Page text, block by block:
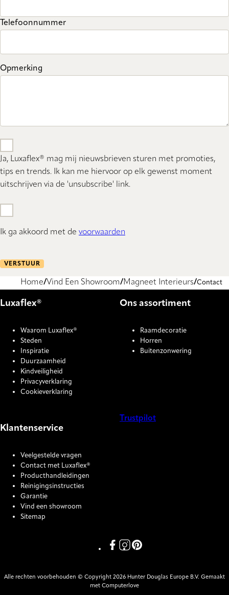
Telefoonnummer
Opmerking
Ja, Luxaflex® mag mij nieuwsbrieven sturen met promoties,
tips en trends. Ik kan me hiervoor op elk gewenst moment
uitschrijven via de 'unsubscribe' link.
Ik ga akkoord met de voorwaarden
VERSTUUR
Home Vind Een Showroom Magneet Interieurs Contact
Luxaflex®
Waarom Luxaflex®
Steden
Inspiratie
Duurzaamheid
Kindveiligheid
Privacyverklaring
Cookieverklaring
Ons assortiment
Raamdecoratie
Horren
Buitenzonwering
Klantenservice
Veelgestelde vragen
Contact met Luxaflex®
Producthandleidingen
Reinigingsinstructies
Garantie
Vind een showroom
Sitemap
Trustpilot
Link missing Display text from
Link missing Display text
Link missing Display text
Alle rechten voorbehouden © Copyright 2026 Hunter Douglas Europe B.V. Gemaakt
met Computerlove